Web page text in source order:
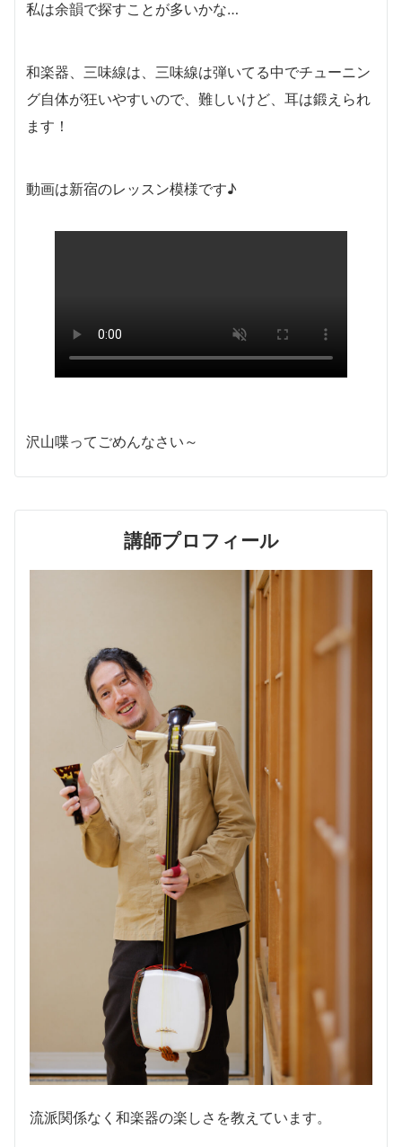
私は余韻で探すことが多いかな…
和楽器、三味線は、三味線は弾いてる中でチューニン
グ自体が狂いやすいので、難しいけど、耳は鍛えられ
ます！
動画は新宿のレッスン模様です♪
沢山喋ってごめんなさい～
講師プロフィール
流派関係なく和楽器の楽しさを教えています。